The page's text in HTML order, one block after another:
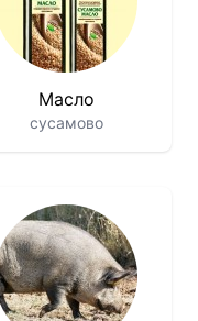
Масло
сусамово